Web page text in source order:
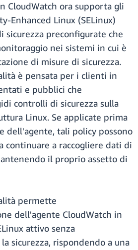
CloudWatch ora supporta gli
Enhanced Linux (SELinux)
sicurezza preconfigurate che
nei sistemi in cui è
di misure di sicurezza.
è pensata per i clienti in
e pubblici che
controlli di sicurezza sulla
Linux. Se applicate prima
dell'agente, tali policy possono
continuare a raccogliere dati di
il proprio assetto di
permette
dell'agente CloudWatch in
attivo senza
sicurezza, rispondendo a una